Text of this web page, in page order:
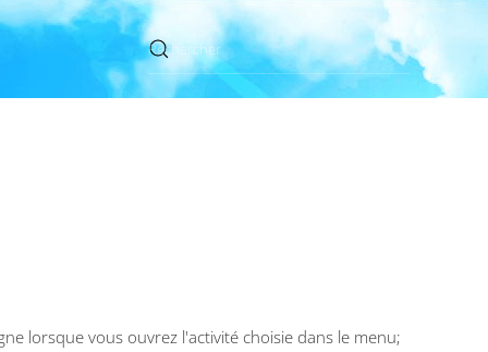
lorsque vous ouvrez l'activité choisie dans le menu;